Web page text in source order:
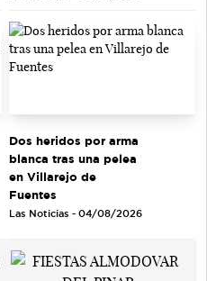
Dos heridos por arma
blanca tras una pelea
en Villarejo de
Fuentes
Las Noticias - 04/08/2026